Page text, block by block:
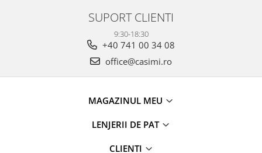
SUPORT CLIENTI
9:30-18:30
+40 741 00 34 08
office@casimi.ro
MAGAZINUL MEU
LENJERII DE PAT
CLIENTI